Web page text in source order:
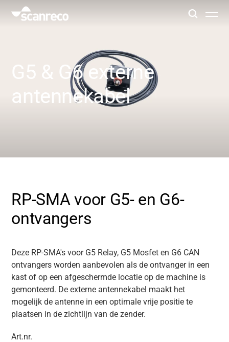
Klantspecifieke oplossing
Productiviteit en veiligheid van de operator
G5 & G6 externe
antennekabel
RP-SMA voor G5- en G6-
ontvangers
Deze RP-SMA's voor G5 Relay, G5 Mosfet en G6 CAN
ontvangers worden aanbevolen als de ontvanger in een
kast of op een afgeschermde locatie op de machine is
gemonteerd. De externe antennekabel maakt het
mogelijk de antenne in een optimale vrije positie te
plaatsen in de zichtlijn van de zender.
Art.nr.